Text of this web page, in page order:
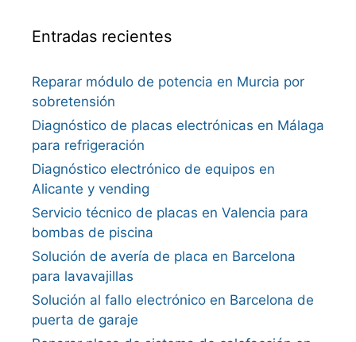
Entradas recientes
Reparar módulo de potencia en Murcia por
sobretensión
Diagnóstico de placas electrónicas en Málaga
para refrigeración
Diagnóstico electrónico de equipos en
Alicante y vending
Servicio técnico de placas en Valencia para
bombas de piscina
Solución de avería de placa en Barcelona
para lavavajillas
Solución al fallo electrónico en Barcelona de
puerta de garaje